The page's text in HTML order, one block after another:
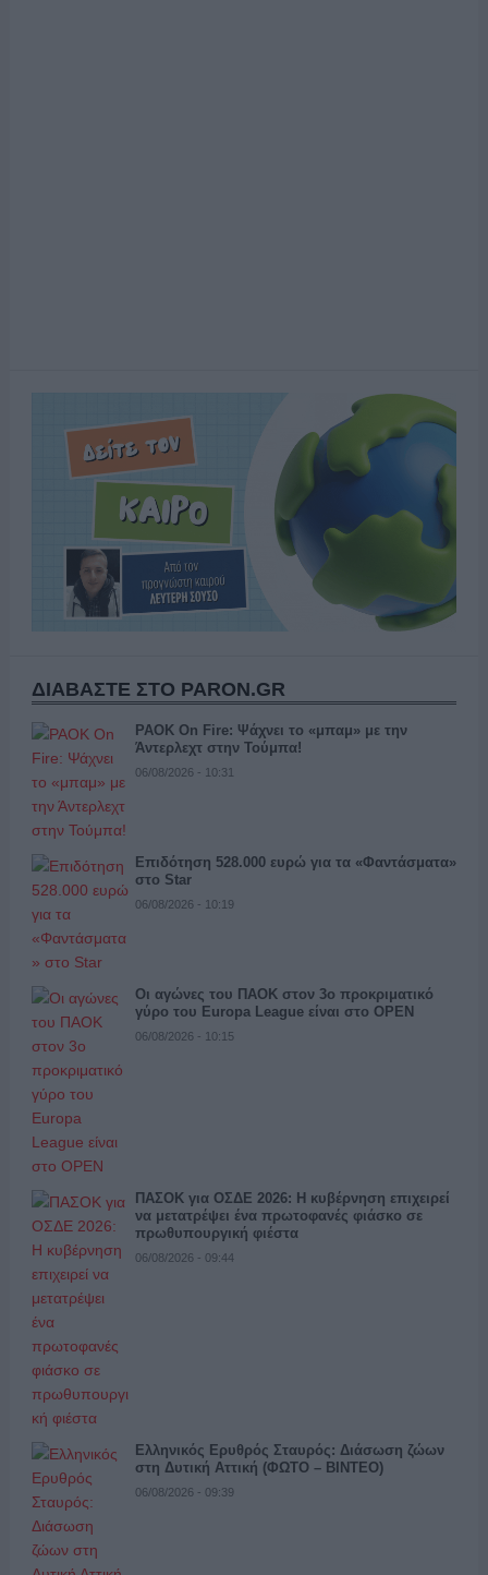
ΔΙΑΒΑΣΤΕ ΣΤΟ PARON.GR
PAOK On Fire: Ψάχνει το «μπαμ» με την
Άντερλεχτ στην Τούμπα!
06/08/2026 - 10:31
Επιδότηση 528.000 ευρώ για τα «Φαντάσματα»
στο Star
06/08/2026 - 10:19
Οι αγώνες του ΠΑΟΚ στον 3ο προκριματικό
γύρο του Europa League είναι στο OPEN
06/08/2026 - 10:15
ΠΑΣΟΚ για ΟΣΔΕ 2026: Η κυβέρνηση επιχειρεί
να μετατρέψει ένα πρωτοφανές φιάσκο σε
πρωθυπουργική φιέστα
06/08/2026 - 09:44
Ελληνικός Ερυθρός Σταυρός: Διάσωση ζώων
στη Δυτική Αττική (ΦΩΤΟ – ΒΙΝΤΕΟ)
06/08/2026 - 09:39